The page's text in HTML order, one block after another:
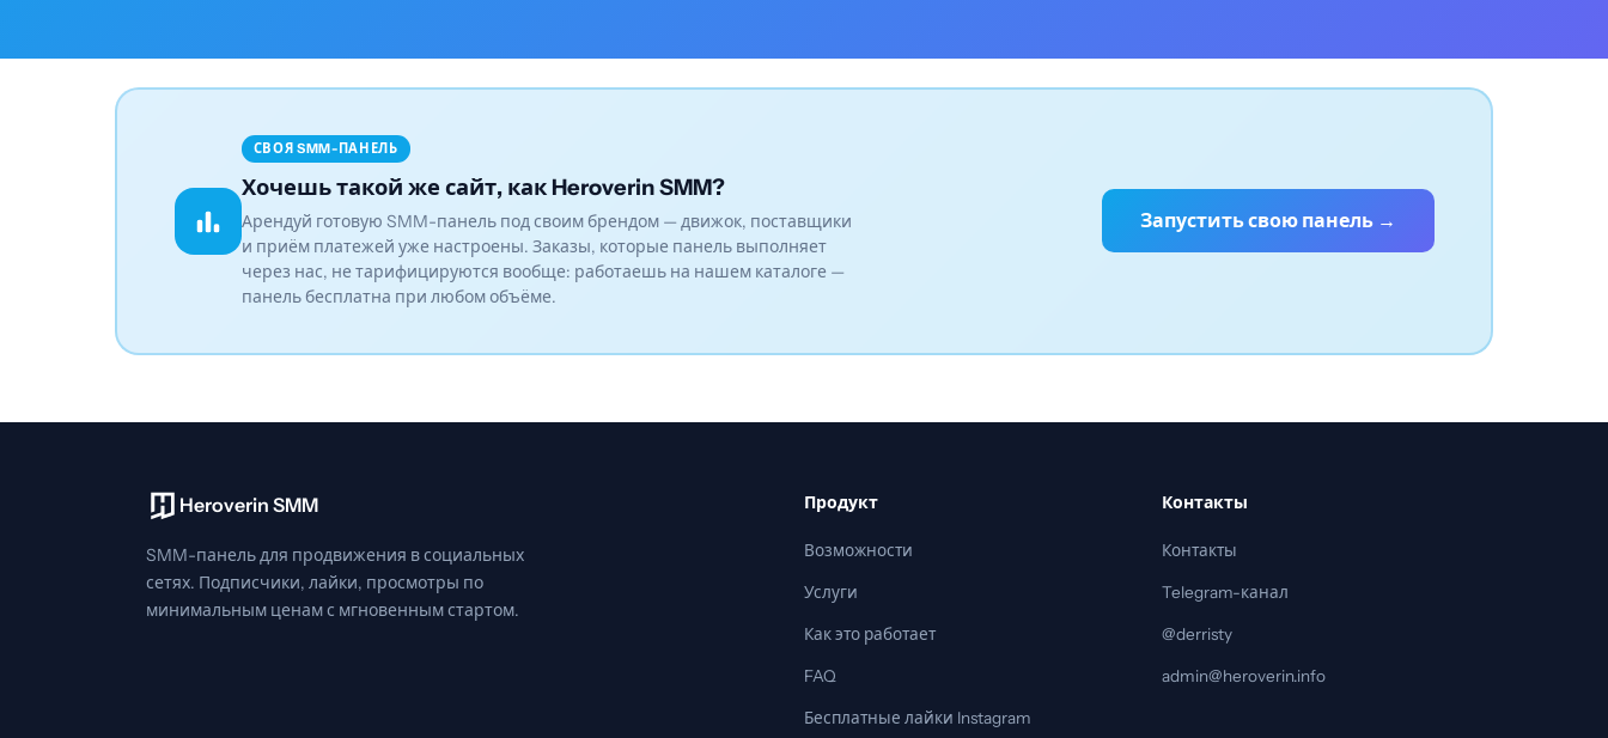
СВОЯ SMM-ПАНЕЛЬ
Хочешь такой же сайт, как Heroverin SMM?
Арендуй готовую SMM-панель под своим брендом — движок, поставщики
и приём платежей уже настроены. Заказы, которые панель выполняет
через нас, не тарифицируются вообще: работаешь на нашем каталоге —
панель бесплатна при любом объёме.
Запустить свою панель →
Heroverin SMM
SMM-панель для продвижения в социальных
сетях. Подписчики, лайки, просмотры по
минимальным ценам с мгновенным стартом.
Продукт
Возможности
Услуги
Как это работает
FAQ
Бесплатные лайки Instagram
Контакты
Контакты
Telegram-канал
@derristy
admin@heroverin.info